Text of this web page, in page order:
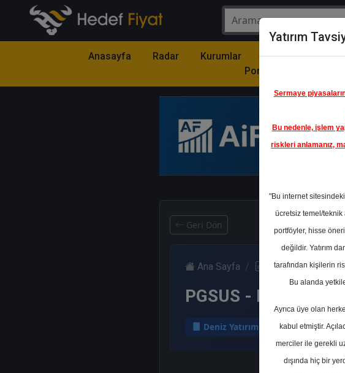
Anasayfa Radar Kurumlar
Model
Portföy
Hisse
Geri Dön
Ana Sayfa Raporlar
PGSUS - Hedef Fiyat
Deniz Yatırım 05 Mart 2026
Yatırım
Sermaye
Bu nedenle, işlem
riskleri anlamanız,
"Bu internet
ücretsiz temel/teknik
portföyler, hisse
değildir. Yatırım
tarafından kişilerin
Bu alanda
Ayrıca üye olan
kabul etmiştir.
merciler ile gerekli
dışında hiç bir